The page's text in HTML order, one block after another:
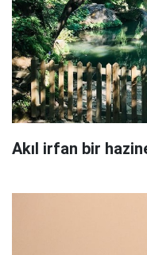
Akıl irfan bir